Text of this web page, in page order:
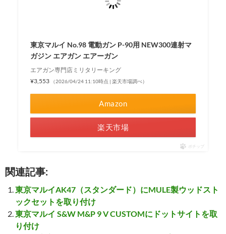
エアガン専門店ミリタリーキング
¥3,553 （2026/04/24 11:10時点 | 楽天市場調べ）
Amazon
楽天市場
東京マルイAK47（スタンダード）にMULE製ウッドスト
ックセットを取り付け
東京マルイ S&W M&P 9 V CUSTOMにドットサイトを取
り付け
SAPH 東京マルイ M4 MWS用リコイルスプリング 120%
PS90HCにFET取り付け